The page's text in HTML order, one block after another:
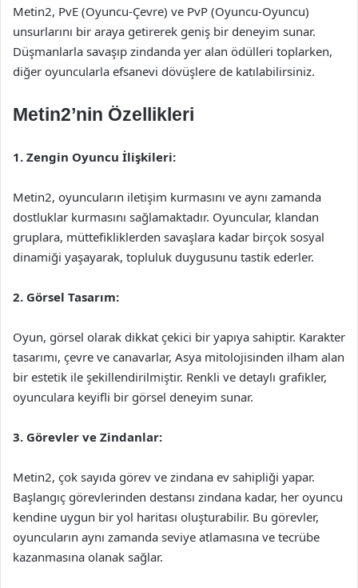
Metin2, PvE (Oyuncu-Çevre) ve PvP (Oyuncu-Oyuncu)
unsurlarını bir araya getirerek geniş bir deneyim sunar.
Düşmanlarla savaşıp zindanda yer alan ödülleri toplarken,
diğer oyuncularla efsanevi dövüşlere de katılabilirsiniz.
Metin2’nin Özellikleri
1. Zengin Oyuncu İlişkileri:
Metin2, oyuncuların iletişim kurmasını ve aynı zamanda
dostluklar kurmasını sağlamaktadır. Oyuncular, klandan
gruplara, müttefikliklerden savaşlara kadar birçok sosyal
dinamiği yaşayarak, topluluk duygusunu tastik ederler.
2. Görsel Tasarım:
Oyun, görsel olarak dikkat çekici bir yapıya sahiptir. Karakter
tasarımı, çevre ve canavarlar, Asya mitolojisinden ilham alan
bir estetik ile şekillendirilmiştir. Renkli ve detaylı grafikler,
oyunculara keyifli bir görsel deneyim sunar.
3. Görevler ve Zindanlar:
Metin2, çok sayıda görev ve zindana ev sahipliği yapar.
Başlangıç görevlerinden destansı zindana kadar, her oyuncu
kendine uygun bir yol haritası oluşturabilir. Bu görevler,
oyuncuların aynı zamanda seviye atlamasına ve tecrübe
kazanmasına olanak sağlar.